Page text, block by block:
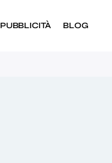
PUBBLICITÀ BLOG